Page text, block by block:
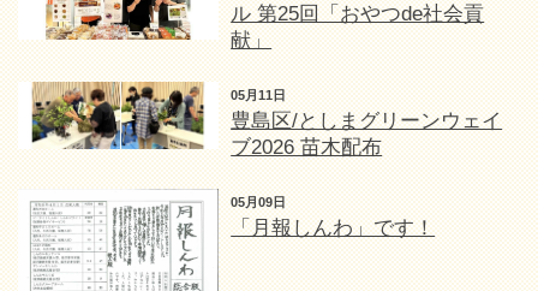
ル 第25回「おやつde社会貢
献」
05月11日
豊島区/としまグリーンウェイ
ブ2026 苗木配布
05月09日
「月報しんわ」です！